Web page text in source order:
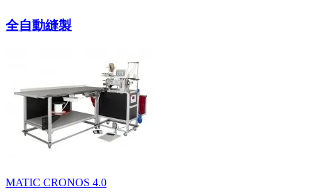
全自動縫製
MATIC CRONOS 4.0